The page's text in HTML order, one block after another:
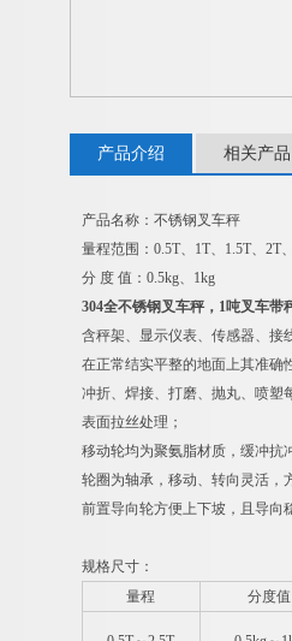
产品介绍 相关产品
产品名称：不锈钢叉车秤
量程范围：0.5T、1T、1.5T、2T
分 度 值：0.5kg、1kg
304全不锈钢叉车秤，1吨叉车带
含秤架、显示仪表、传感器、接
在正常结实平整的地面上其准确
冲折、焊接、打磨、抛丸、喷塑
表面拉丝处理；
移动轮均为聚氨脂材质，缓冲抗
轮圈为轴承，移动、转向灵活，
前置导向轮方便上下坡，且导向
规格尺寸：
量程
分度值